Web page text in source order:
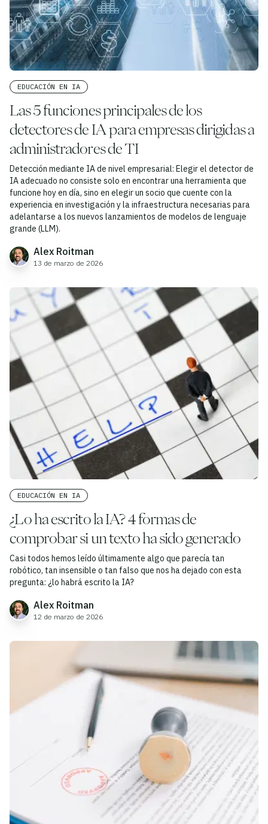
EDUCACIÓN EN IA
Las 5 funciones principales de los
detectores de IA para empresas dirigidas a
administradores de TI
Detección mediante IA de nivel empresarial: Elegir el detector de
IA adecuado no consiste solo en encontrar una herramienta que
funcione hoy en día, sino en elegir un socio que cuente con la
experiencia en investigación y la infraestructura necesarias para
adelantarse a los nuevos lanzamientos de modelos de lenguaje
grande (LLM).
Alex Roitman
13 de marzo de 2026
EDUCACIÓN EN IA
¿Lo ha escrito la IA? 4 formas de
comprobar si un texto ha sido generado
Casi todos hemos leído últimamente algo que parecía tan
robótico, tan insensible o tan falso que nos ha dejado con esta
pregunta: ¿lo habrá escrito la IA?
Alex Roitman
12 de marzo de 2026